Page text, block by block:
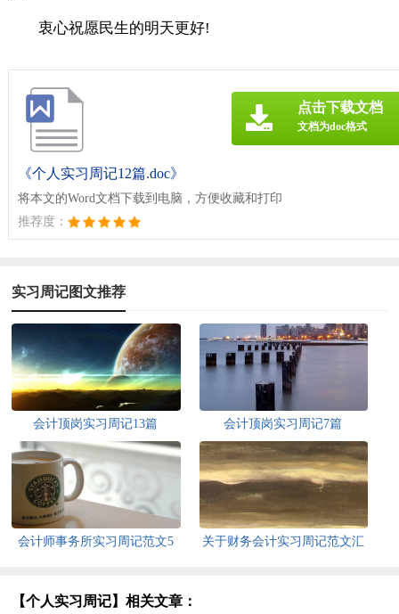
衷心祝愿民生的明天更好!
《个人实习周记12篇.doc》
将本文的Word文档下载到电脑，方便收藏和打印
推荐度：
点击下载文档
文档为doc格式
实习周记图文推荐
会计顶岗实习周记13篇 会计顶岗实习周记7篇
会计师事务所实习周记范文5
关于财务会计实习周记范文汇
【个人实习周记】相关文章：